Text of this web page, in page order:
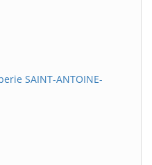
SAINT-ANTOINE-